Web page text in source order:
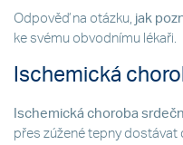
Odpověď na otázku, jak
ke svému obvodnímu lékaři.
Ischemická
Ischemická choroba
přes zúžené tepny